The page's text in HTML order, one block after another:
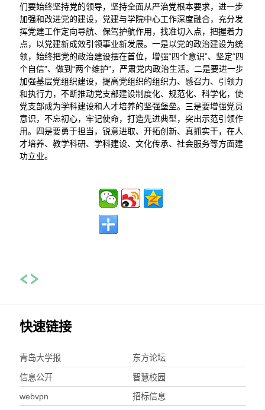
们要始终坚持党的领导，坚持全面从严治党根本要求，进一步
加强和改进党的建设，党建与学院中心工作深度融合，充分发
挥党建工作定向导航、保驾护航作用，找准切入点，把握着力
点，以党建新成效引领事业新发展。一是以党的政治建设为统
领，始终把党的政治建设摆在首位，增强“四个意识”、坚定“四
个自信”、做到“两个维护”，严肃党内政治生活。二是要进一步
加强基层党组织建设，提高党组织的组织力、感召力、引领力
和执行力，不断推动党支部建设制度化、规范化、科学化，使
党支部成为学科建设和人才培养的坚强堡垒。三是要增强党员
意识，不忘初心，牢记使命，打造先进典型，突出示范引领作
用。四是要勇于担当，锐意进取、开拓创新、真抓实干，在人
才培养、教学科研、学科建设、文化传承、社会服务等方面建
功立业。
快速链接
青岛大学报 东方论坛
信息公开 智慧校园
webvpn 招标信息